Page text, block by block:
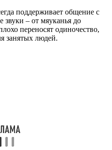
поддерживает общение с
звуки – от мяуканья до
переносят одиночество,
занятых людей.